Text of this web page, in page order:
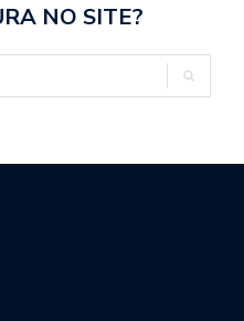
NO SITE?